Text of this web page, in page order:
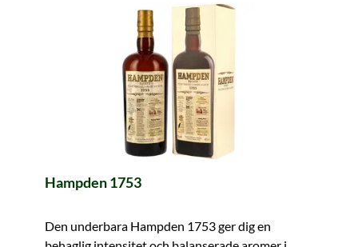
Hampden 1753
Den underbara Hampden 1753 ger dig en